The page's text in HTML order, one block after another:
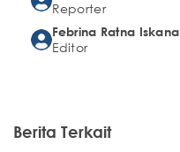
Reporter
Febrina Ratna Iskana
Editor
Berita Terkait